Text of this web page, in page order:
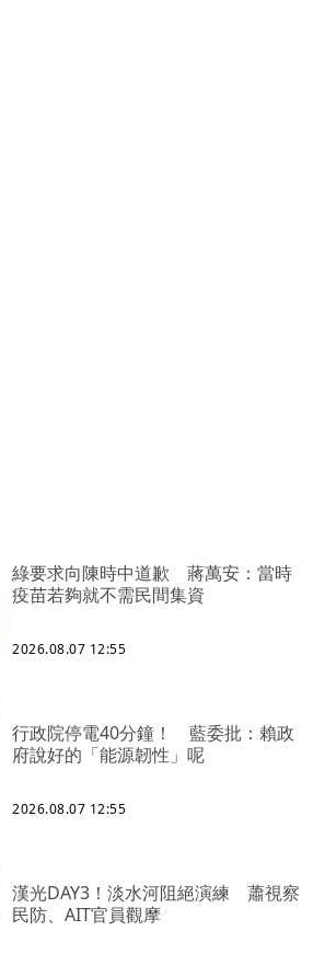
綠要求向陳時中道歉 蔣萬安：當時
疫苗若夠就不需民間集資
2026.08.07 12:55
行政院停電40分鐘！ 藍委批：賴政
府說好的「能源韌性」呢
2026.08.07 12:55
漢光DAY3！淡水河阻絕演練 蕭視察
民防、AIT官員觀摩